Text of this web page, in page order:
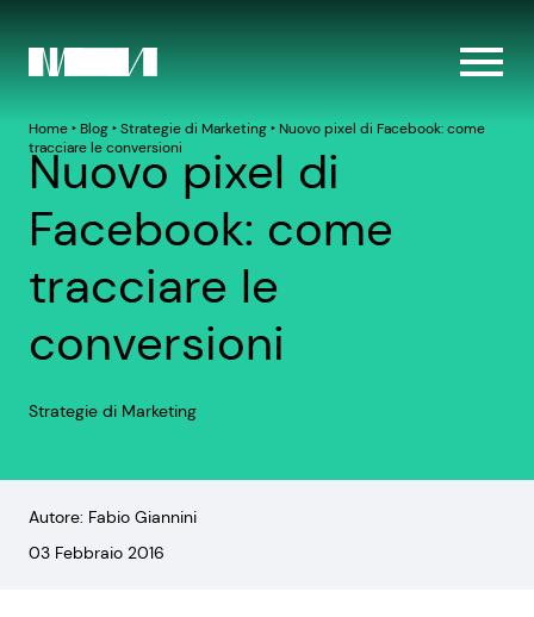
Home‣ Blog‣Strategie di Marketing‣ Nuovo pixel di Facebook: come
tracciare le conversioni
Nuovo pixel di
Facebook: come
tracciare le
conversioni
Strategie di Marketing
Autore: Fabio Giannini
03 Febbraio 2016